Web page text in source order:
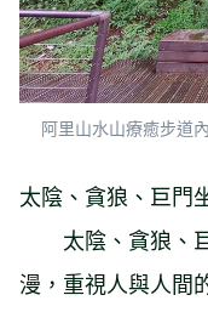
阿里山水山療癒步道
太陰、貪狼、巨門
太陰、貪狼、巨
漫，重視人與人間